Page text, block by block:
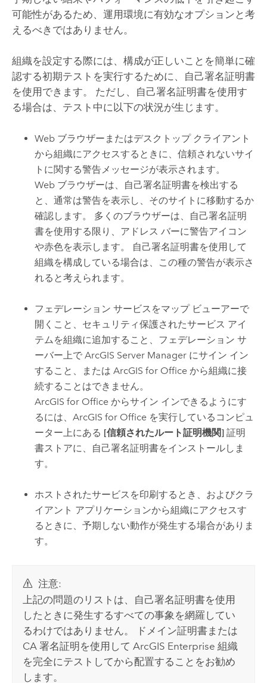
可能性があるため、運用環境に有効なオプションと考
えるべきではありません。
組織を設定する際には、構成が正しいことを簡単に確
認する初期テストを実行するために、自己署名証明書
を使用できます。 ただし、自己署名証明書を使用す
る場合は、テスト中に以下の状況が生じます。
Web ブラウザーまたはデスクトップ クライアント
から組織にアクセスするときに、信頼されないサイ
トに関する警告メッセージが表示されます。
Web ブラウザーは、自己署名証明書を検出する
と、通常は警告を表示し、そのサイトに移動するか
確認します。 多くのブラウザーは、自己署名証明
書を使用する限り、アドレス バーに警告アイコン
や赤色を表示します。 自己署名証明書を使用して
組織を構成している場合は、この種の警告が表示さ
れると考えられます。
フェデレーション サービスをマップ ビューアーで
開くこと、セキュリティ保護されたサービス アイ
テムを組織に追加すること、フェデレーション サ
ーバー上でArcGIS Server Manager にサイン イン
すること、またはArcGIS for Office から組織に接
続することはできません。
ArcGIS for Office からサイン インできるようにす
るには、ArcGIS for Office を実行しているコンピュ
ーター上にある [信頼されたルート証明機関] 証明
書ストアに、自己署名証明書をインストールしま
す。
ホストされたサービスを印刷するとき、およびクラ
イアント アプリケーションから組織にアクセスす
るときに、予期しない動作が発生する場合がありま
す。
注意:
上記の問題のリストは、自己署名証明書を使用
したときに発生するすべての事象を網羅してい
るわけではありません。 ドメイン証明書または
CA 署名証明を使用してArcGIS Enterprise 組織
を完全にテストしてから配置することをお勧め
します。